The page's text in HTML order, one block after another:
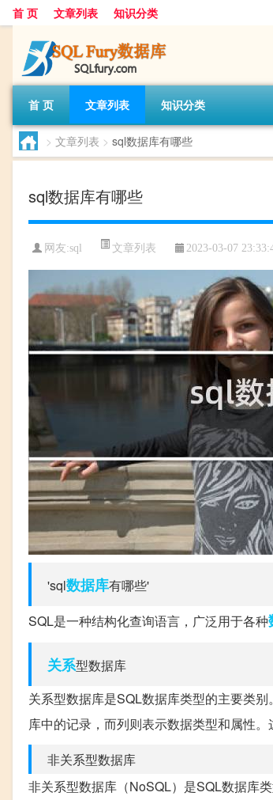
首 页 文章列表 知识分类
首 页 文章列表 知识分类
> 文章列表 > sql数据库有哪些
sql数据库有哪些
网友:sql 文章列表 2023-03-07
'sql数据库有哪些'
SQL是一种结构化查询语言，广泛用于各种
关系型数据库
关系型数据库是SQL数据库类型的主要类
库中的记录，而列则表示数据类型和属性
非关系型数据库
非关系型数据库（NoSQL）是SQL数据库